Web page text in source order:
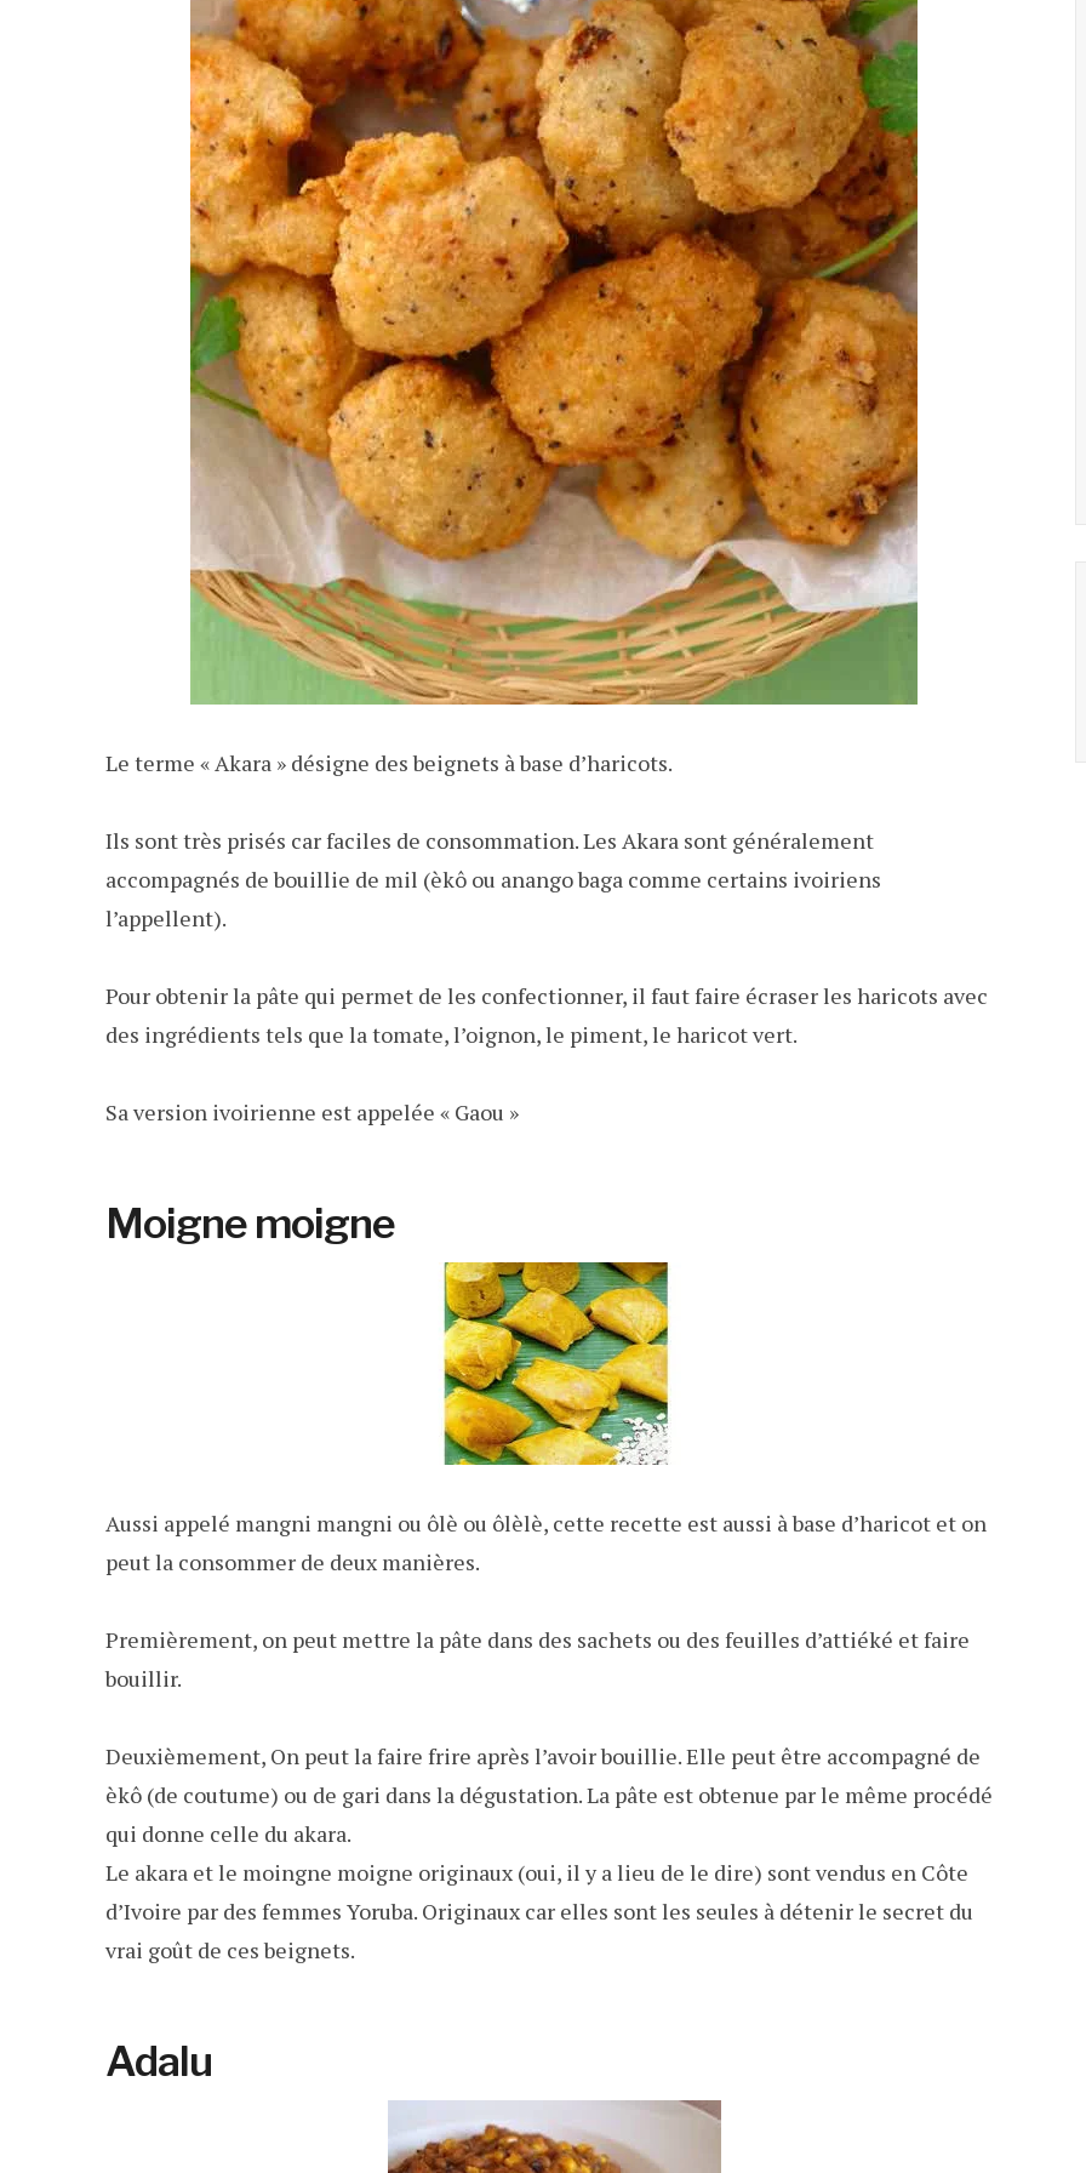
Le terme « Akara » désigne des beignets à base d’haricots.
Ils sont très prisés car faciles de consommation. Les Akara sont généralement
accompagnés de bouillie de mil (èkô ou anango baga comme certains ivoiriens
l’appellent).
Pour obtenir la pâte qui permet de les confectionner, il faut faire écraser les haricots avec
des ingrédients tels que la tomate, l’oignon, le piment, le haricot vert.
Sa version ivoirienne est appelée « Gaou »
Moigne moigne
Aussi appelé mangni mangni ou ôlè ou ôlèlè, cette recette est aussi à base d’haricot et on
peut la consommer de deux manières.
Premièrement, on peut mettre la pâte dans des sachets ou des feuilles d’attiéké et faire
bouillir.
Deuxièmement, On peut la faire frire après l’avoir bouillie. Elle peut être accompagné de
èkô (de coutume) ou de gari dans la dégustation. La pâte est obtenue par le même procédé
qui donne celle du akara.
Le akara et le moingne moigne originaux (oui, il y a lieu de le dire) sont vendus en Côte
d’Ivoire par des femmes Yoruba. Originaux car elles sont les seules à détenir le secret du
vrai goût de ces beignets.
Adalu